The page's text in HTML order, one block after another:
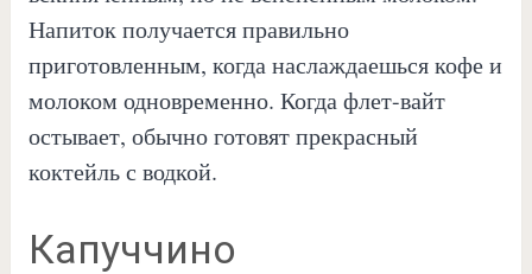
Напиток получается правильно
приготовленным, когда наслаждаешься кофе и
молоком одновременно. Когда флет-вайт
остывает, обычно готовят прекрасный
коктейль с водкой.
Капуччино